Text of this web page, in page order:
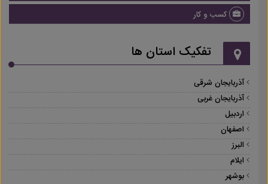
کسب و کار
تفکیک استان ها
آذربایجان شرقی
آذربایجان غربی
اردبیل
اصفهان
البرز
ایلام
بوشهر